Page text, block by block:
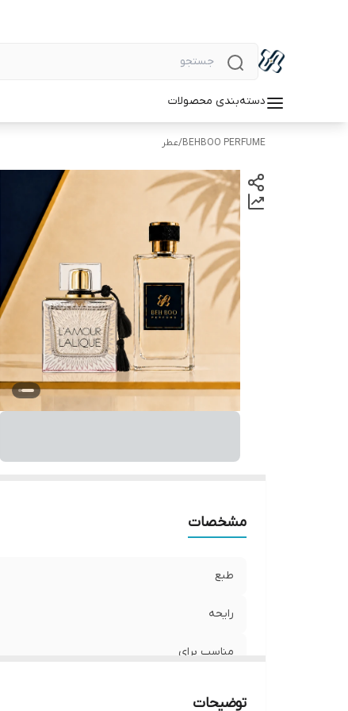
دسته‌بندی محصولات
BEHBOO PERFUME
/عطر
مشخصات
طبع
رایحه
مناسب برای
توضیحات